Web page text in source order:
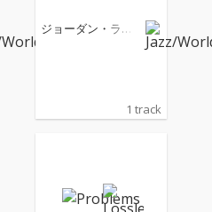
ジョーダン・ラカ
1 track